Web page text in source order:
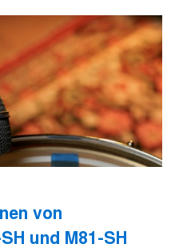
von
und M81-SH